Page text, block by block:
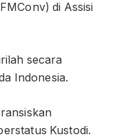
di Assisi
secara
Indonesia.
Kustodi.